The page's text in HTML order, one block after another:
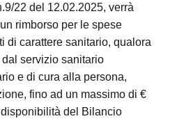
22 del 12.02.2025, verrà
rimborso per le spese
di carattere sanitario, qualora
servizio sanitario
e di cura alla persona,
fino ad un massimo di €
del Bilancio